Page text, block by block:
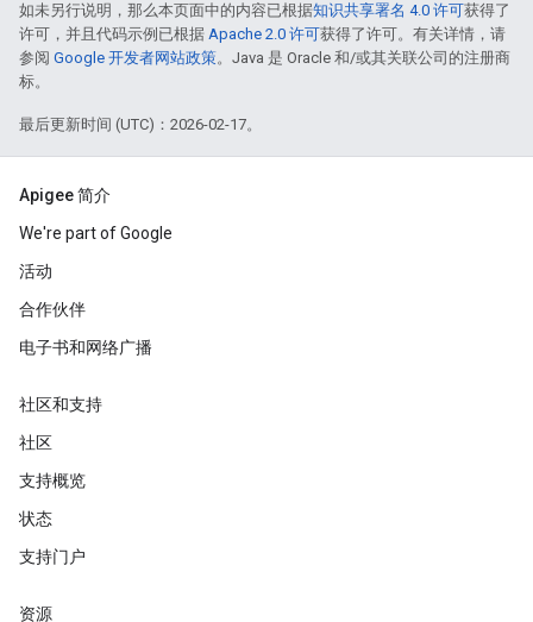
如未另行说明，那么本页面中的内容已根据知识共享署名 4.0 许可获得了
许可，并且代码示例已根据 Apache 2.0 许可获得了许可。有关详情，请
参阅 Google 开发者网站政策。Java 是 Oracle 和/或其关联公司的注册商
标。
最后更新时间 (UTC)：2026-02-17。
Apigee 简介
We're part of Google
活动
合作伙伴
电子书和网络广播
社区和支持
社区
支持概览
状态
支持门户
资源